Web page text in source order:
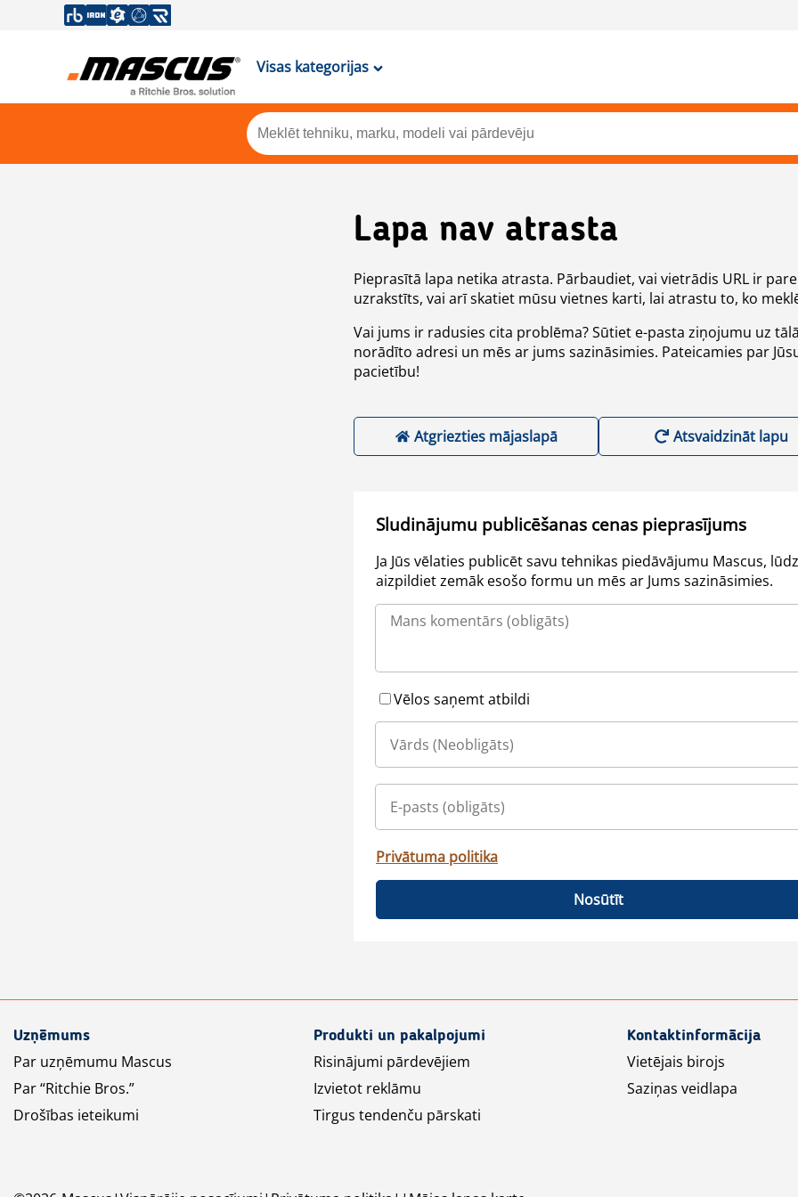
Visas kategorijas
Lapa nav atrasta
Pieprasītā lapa netika atrasta. Pārbaudiet, vai vietrādis URL ir
uzrakstīts, vai arī skatiet mūsu vietnes karti, lai atrastu to, ko
Vai jums ir radusies cita problēma? Sūtiet e-pasta ziņojumu uz
norādīto adresi un mēs ar jums sazināsimies. Pateicamies par
pacietību!
Atgriezties mājaslapā Atsvaidzināt lapu
Sludinājumu publicēšanas cenas pieprasījums
Ja Jūs vēlaties publicēt savu tehnikas piedāvājumu Mascus,
aizpildiet zemāk esošo formu un mēs ar Jums sazināsimies.
Vēlos saņemt atbildi
Privātuma politika
Nosūtīt
Uzņēmums
Par uzņēmumu Mascus
Par “Ritchie Bros.”
Drošības ieteikumi
Produkti un pakalpojumi
Risinājumi pārdevējiem
Izvietot reklāmu
Tirgus tendenču pārskati
Kontaktinformācija
Vietējais birojs
Saziņas veidlapa